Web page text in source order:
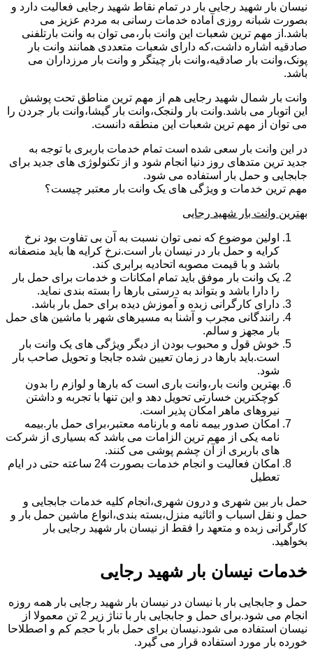
نیسان بار شهید رجایی بار در تمام نقاط شهید رجایی فعالیت دارد و
بصورت شبانه روزی آماده خدمات رسانی به مردم عزیز می
باشد.از مهم ترین شعبات این وانت بار،می توان به وانت بارتلفنی
صادقیه اشاره داشت،که دارای شعبات متعددی همانند وانت بار
پونک،وانت بار صادقیه،وانت بار چیتگر و وانت بار مرزداران می
باشد.
وانت بار شمال شهید رجایی هم از مهم ترین مناطق تحت پوشش
این اتوبار می باشد.وانت بار ولنجک،وانت بار گیشا،وانت بار جردن را
می توان از مهم ترین شعبات این منطقه دانست.
در این وانت بار سعی شده است تمام خدمات باربری با توجه به
جدید ترین متدهای روز دنیا انجام شود و از تکنولوژی های جدید برای
جابجایی و حمل بار استفاده می شود.
مهم ترین خدمات و ویژگی های یک وانت بار معتبر چیست؟
بهترین وانت بار شهید رجایی
اولین موضوع که نمی توان نسبت به آن بی تفاوت بود نرخ
کرایه و حمل بار در نیسان بار است.نرخ کرایه ها باید منصفانه
باشد و با قیمت مصوبه اتحادیه برابری کند.
یک وانت بار موفق باید تمام امکانات و خدمات برای حمل بار
را دارا باشد و بتواند به درستی بارها را بسته بندی نماید.
دارای کارگرانی زبده و آموزش دیده برای حمل بار باشد.
رانندگانی مجرب و آشنا به مسیرهای شهر با ماشین های حمل
بار مجهز و سالم.
خوش قول و محبوب بودن از دیگر ویژگی های یک وانت بار
است.باید بارها در زمان تعیین شده جابجا و تحویل صاحب بار
شود.
بهترین وانت بار،وانت باری است که بارها و لوازم را بدون
کوچکترین خسارتی تحویل دهد و این تنها با تجربه و داشتن
نیروهای ماهر امکان پذیر است.
امکان صدور بیمه نامه و بارنامه معتبر،برای حمل بار.بیمه
نامه یکی از مهم ترین الزامات می باشد که بسیاری از شرکت
های باربری از آن چشم پوشی می کنند.
امکان فعالیت و انجام خدمات بصورت 24 ساعته حتی در ایام
تعطیل
حمل بار بین شهری و درون شهری،انجام کلیه خدمات جابجایی و
حمل و نقل اسباب و اثاثیه منزل،بسته بندی،انواع ماشین حمل بار و
کارگرانی زبده و متعهد را فقط از نیسان بار شهید رجایی بار
بخواهید.
خدمات نیسان بار شهید رجایی
حمل و جابجایی بار با نیسان در نیسان بار شهید رجایی بار همه روزه
انجام می شود.برای حمل و جابجایی بار با تناژ زیر 2 تن معمولا از
نیسان استفاده می شود.نیسان برای حمل بار با حجم کم و اصطلاحا
خورده بار مورد استفاده قرار می گیرد.